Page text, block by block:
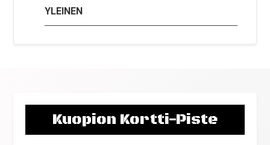
YLEINEN
Kuopion Kortti-Piste